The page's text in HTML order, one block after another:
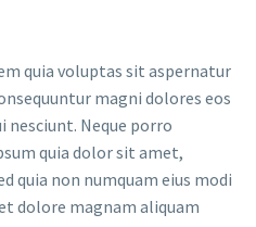
quia voluptas sit aspernatur
magni dolores eos
Neque porro
quia dolor sit amet,
quia non numquam eius modi
dolore magnam aliquam